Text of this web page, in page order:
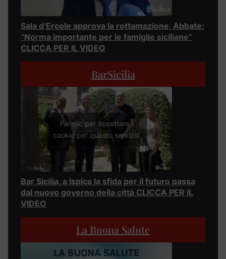
Sala d’Ercole approva la rottamazione, Abbate:
“Norma importante per le famiglie siciliane”
CLICCA PER IL VIDEO
BarSicilia
Fai clic per accettare i
cookie per questo servizio
Bar Sicilia, a Ispica la sfida per il futuro passa
dal nuovo governo della città CLICCA PER IL
VIDEO
La Buona Salute